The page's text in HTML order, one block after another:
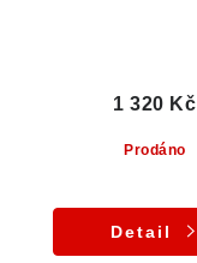
Prodáno
1 320 Kč
Detail